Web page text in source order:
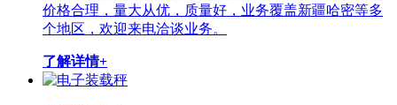
价格合理，量大从优，质量好，业务覆盖新疆哈密等多
个地区，欢迎来电洽谈业务。
了解详情+